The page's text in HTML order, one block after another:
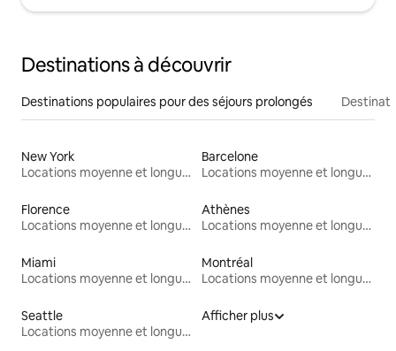
Destinations à découvrir
Destinations populaires pour des séjours prolongés
New York
Locations moyenne et longue durée
Barcelone
Locations moyenne et longue durée
Florence
Locations moyenne et longue durée
Athènes
Locations moyenne et longue durée
Miami
Locations moyenne et longue durée
Montréal
Locations moyenne et longue durée
Seattle
Locations moyenne et longue durée
Afficher plus